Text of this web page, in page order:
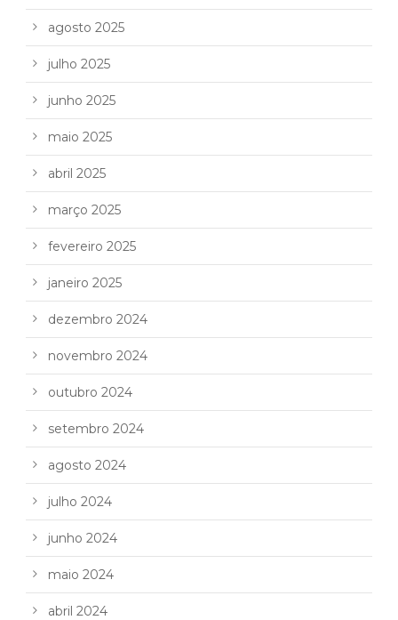
agosto 2025
julho 2025
junho 2025
maio 2025
abril 2025
março 2025
fevereiro 2025
janeiro 2025
dezembro 2024
novembro 2024
outubro 2024
setembro 2024
agosto 2024
julho 2024
junho 2024
maio 2024
abril 2024